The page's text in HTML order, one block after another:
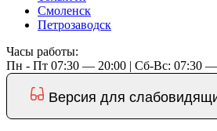
Смоленск
Петрозаводск
Часы работы:
Пн - Пт 07:30 — 20:00 | Cб-Вс: 07:30
Версия для